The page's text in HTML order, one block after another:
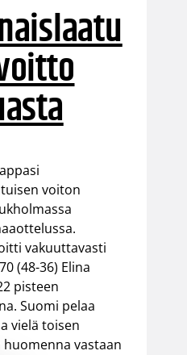
voiton
vakuuttavasti
(48-36) Elina
pisteen
Suomi pelaa
vielä toisen
vastaan